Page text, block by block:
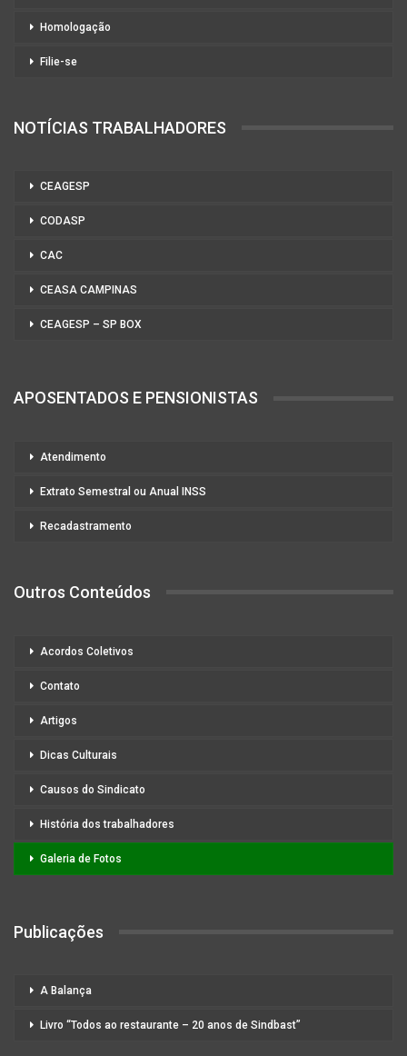
Homologação
Filie-se
NOTÍCIAS TRABALHADORES
CEAGESP
CODASP
CAC
CEASA CAMPINAS
CEAGESP – SP BOX
APOSENTADOS E PENSIONISTAS
Atendimento
Extrato Semestral ou Anual INSS
Recadastramento
Outros Conteúdos
Acordos Coletivos
Contato
Artigos
Dicas Culturais
Causos do Sindicato
História dos trabalhadores
Galeria de Fotos
Publicações
A Balança
Livro “Todos ao restaurante – 20 anos de Sindbast”